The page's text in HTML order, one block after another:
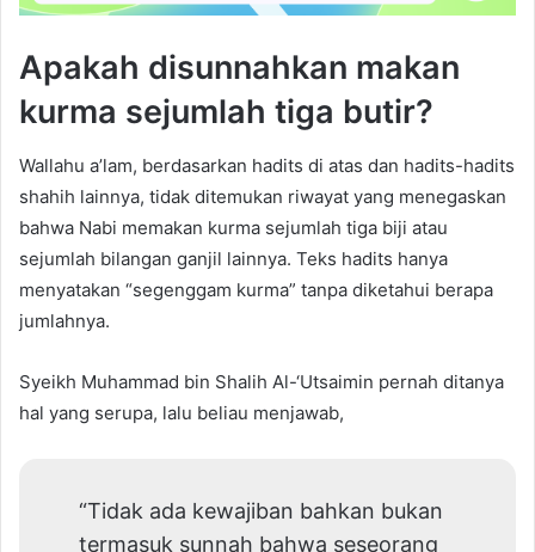
Apakah disunnahkan makan
kurma sejumlah tiga butir?
Wallahu a’lam, berdasarkan hadits di atas dan hadits-hadits
shahih lainnya, tidak ditemukan riwayat yang menegaskan
bahwa Nabi memakan kurma sejumlah tiga biji atau
sejumlah bilangan ganjil lainnya. Teks hadits hanya
menyatakan “segenggam kurma” tanpa diketahui berapa
jumlahnya.
Syeikh Muhammad bin Shalih Al-‘Utsaimin pernah ditanya
hal yang serupa, lalu beliau menjawab,
“Tidak ada kewajiban bahkan bukan
termasuk sunnah bahwa seseorang